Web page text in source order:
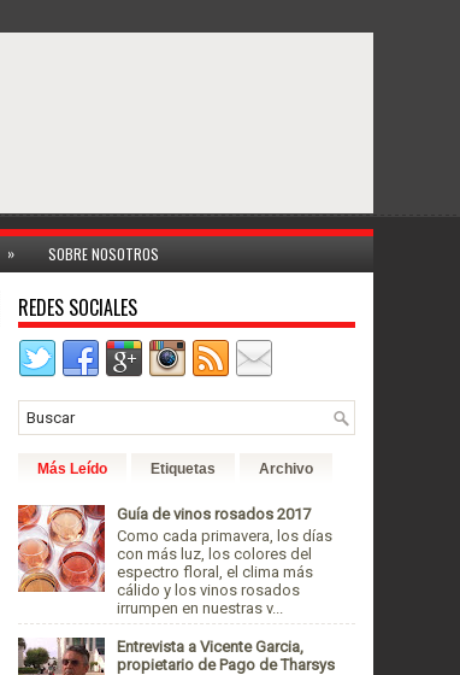
» SOBRE NOSOTROS
REDES SOCIALES
Más Leído Etiquetas Archivo
Guía de vinos rosados 2017
Como cada primavera, los días
con más luz, los colores del
espectro floral, el clima más
cálido y los vinos rosados
irrumpen en nuestras v...
Entrevista a Vicente Garcia,
propietario de Pago de Tharsys